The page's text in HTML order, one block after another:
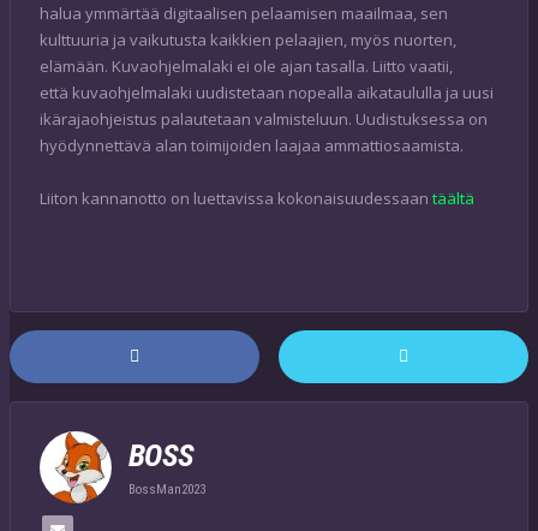
halua ymmärtää digitaalisen pelaamisen maailmaa, sen
kulttuuria ja vaikutusta kaikkien pelaajien, myös nuorten,
elämään. Kuvaohjelmalaki ei ole ajan tasalla. Liitto vaatii,
että kuvaohjelmalaki uudistetaan nopealla aikataululla ja uusi
ikärajaohjeistus palautetaan valmisteluun. Uudistuksessa on
hyödynnettävä alan toimijoiden laajaa ammattiosaamista.
Liiton kannanotto on luettavissa kokonaisuudessaan täältä
BOSS
BossMan2023